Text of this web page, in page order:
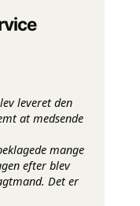
leveret den
at medsende
mange
efter blev
Det er